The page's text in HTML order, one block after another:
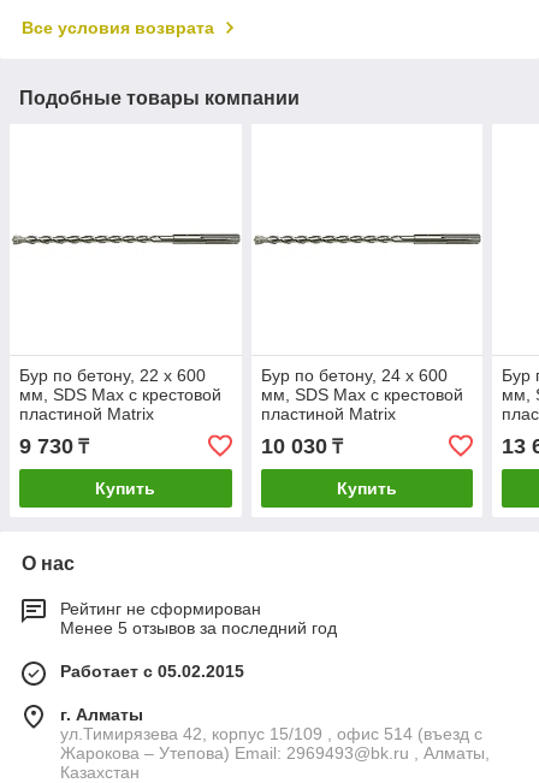
Все условия возврата
Подобные товары компании
Бур по бетону, 22 х 600
мм, SDS Max c крестовой
пластиной Matrix
9 730 ₸
Купить
Бур по бетону, 24 х 600
мм, SDS Max c крестовой
пластиной Matrix
10 030₸
Купить
Бур
мм,
13
О нас
Рейтинг не сформирован
Менее 5 отзывов за последний год
Работает с 05.02.2015
г. Алматы
ул.Тимирязева 42, корпус 15/109 , офис 514 (въезд с
Жарокова – Утепова) Email: 2969493@bk.ru , Алматы,
Казахстан